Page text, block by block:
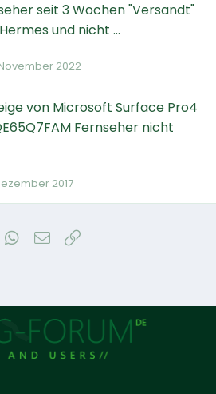
seit 3 Wochen "Versandt"
und nicht ...
2022
von Microsoft Surface Pro4
Fernseher nicht
2017
Tumblr WhatsApp
E-Mail